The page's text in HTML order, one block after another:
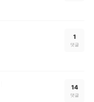
1
댓글
14
댓글